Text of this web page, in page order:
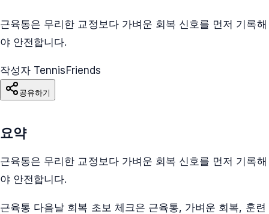
근육통은 무리한 교정보다 가벼운 회복 신호를 먼저 기록해
야 안전합니다.
작성자 TennisFriends
공유하기
요약
근육통은 무리한 교정보다 가벼운 회복 신호를 먼저 기록해
야 안전합니다.
근육통 다음날 회복 초보 체크은 근육통, 가벼운 회복, 훈련